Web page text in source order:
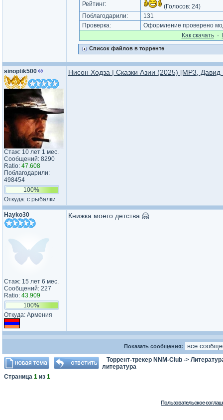
Рейтинг: (Голосов: 24)
Поблагодарили:
131
Проверка:
Оформление проверено
Как cкачать·
Список файлов в торренте
sinoptik500 ®
Стаж: 10 лет 1 мес.
Сообщений: 8290
Ratio: 47.608
Поблагодарили:
498454
100%
Откуда: с рыбалки
Нисон Ходза | Сказки Азии (2025) [MP3, Давид
Hayko30
Стаж: 15 лет 6 мес.
Сообщений: 227
Ratio: 43.909
100%
Откуда: Армения
Книжка моего детства 🤗
Показать сообщения:
Торрент-трекер NNM-Club ->
литература
Страница 1 из 1
Пользовательское